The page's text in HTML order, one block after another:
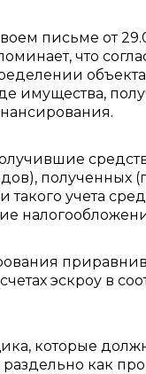
письме от
что
имущества,
полученных
такого учета
эскроу в
которые
раздельно как